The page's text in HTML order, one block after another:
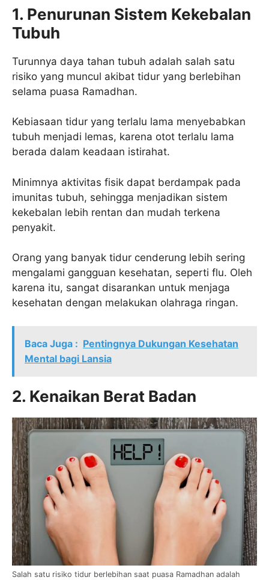
1. Penurunan Sistem Kekebalan
Tubuh
Turunnya daya tahan tubuh adalah salah satu
risiko yang muncul akibat tidur yang berlebihan
selama puasa Ramadhan.
Kebiasaan tidur yang terlalu lama menyebabkan
tubuh menjadi lemas, karena otot terlalu lama
berada dalam keadaan istirahat.
Minimnya aktivitas fisik dapat berdampak pada
imunitas tubuh, sehingga menjadikan sistem
kekebalan lebih rentan dan mudah terkena
penyakit.
Orang yang banyak tidur cenderung lebih sering
mengalami gangguan kesehatan, seperti flu. Oleh
karena itu, sangat disarankan untuk menjaga
kesehatan dengan melakukan olahraga ringan.
Baca Juga : Pentingnya Dukungan Kesehatan
Mental bagi Lansia
2. Kenaikan Berat Badan
Salah satu risiko tidur berlebihan saat puasa Ramadhan adalah